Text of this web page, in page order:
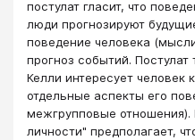
постулат гласит, что
люди прогнозируют
поведение человека
прогноз событий.
Келли интересует человек
отдельные аспекты его
межгрупповые
личности" предполагает,